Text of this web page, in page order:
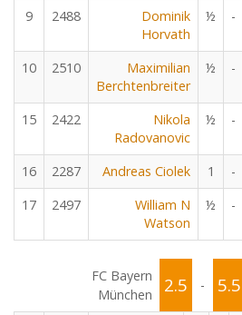
9 2488
Dominik
Horvath
½ -
10 2510
Maximilian
Berchtenbreiter
½ -
15 2422
Nikola
Radovanovic
½ -
16 2287 Andreas Ciolek 1 -
17
2497
William N
Watson
½ -
FC Bayern
München
2.5 - 5.5